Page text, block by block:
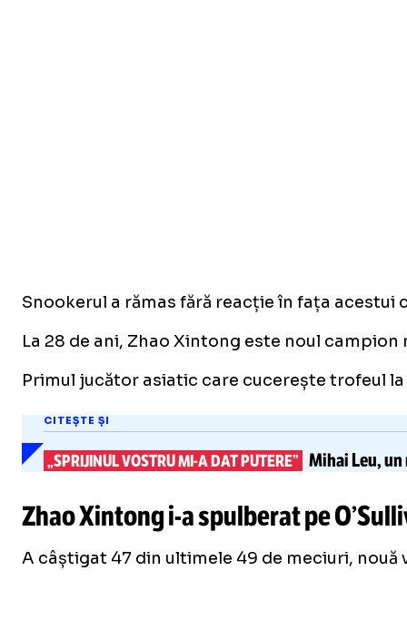
Snookerul a rămas fără reacție în fața acestui
La 28 de ani, Zhao Xintong este noul campion
Primul jucător asiatic care cucerește trofeul
CITEȘTE ȘI
„SPRIJINUL VOSTRUMI-ADAT PUTERE” Mihai Leu, un
Zhao Xintongi-aspulberat pe
A câștigat 47 din ultimele 49 de meciuri,